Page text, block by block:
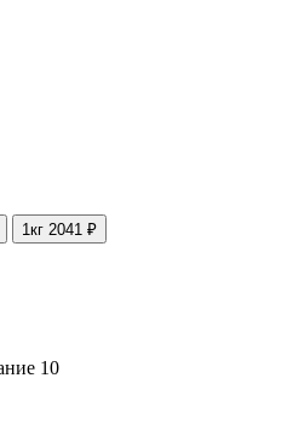
1кг 2041 ₽
10